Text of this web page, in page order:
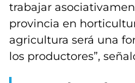
trabajar
provincia en
agricultura será una
los productores”,